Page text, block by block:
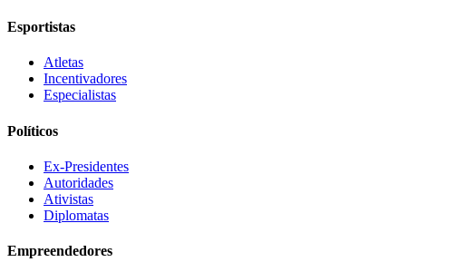
Esportistas
Atletas
Incentivadores
Especialistas
Políticos
Ex-Presidentes
Autoridades
Ativistas
Diplomatas
Empreendedores